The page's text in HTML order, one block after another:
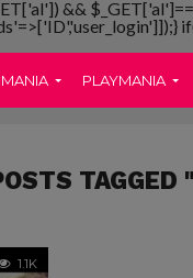
&&
PLAYMANIA
TAGGED
1.1K